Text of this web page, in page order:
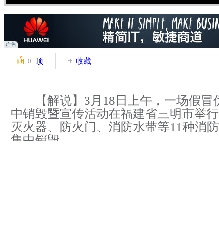
0 顶 收藏
【解说】3月18日上午，一场假冒
中销毁暨宣传活动在福建省三明市举
灭火器、防火门、消防水带等11种消
集中销毁。